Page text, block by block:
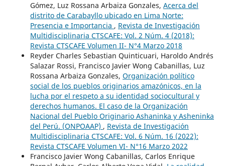
Gómez, Luz Rossana Arbaiza Gonzales, Acerca del
distrito de Carabayllo ubicado en Lima Norte:
Presencia e Importancia , Revista de Investigación
Multidisciplinaria CTSCAFE: Vol. 2 Núm. 4 (2018):
Revista CTSCAFE Volumen II- N°4 Marzo 2018
Reyder Charles Sebastian Quinticuari, Haroldo Andrés
Salazar Rossi, Francisco Javier Wong Cabanillas, Luz
Rossana Arbaiza Gonzales, Organización político
social de los pueblos originarios amazónicos, en la
lucha por el respeto a su identidad sociocultural y
derechos humanos. El caso de la Organización
Nacional del Pueblo Originario Ashaninka y Asheninka
del Perú. (ONPOAAP) , Revista de Investigación
Multidisciplinaria CTSCAFE: Vol. 6 Núm. 16 (2022):
Revista CTSCAFE Volumen VI- N°16 Marzo 2022
Francisco Javier Wong Cabanillas, Carlos Enrique